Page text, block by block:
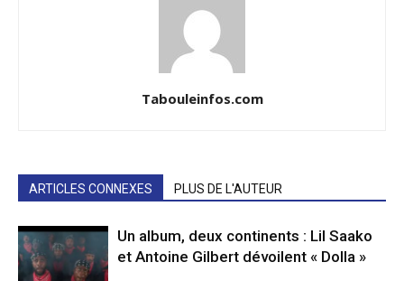
Tabouleinfos.com
ARTICLES CONNEXES PLUS DE L'AUTEUR
Un album, deux continents : Lil Saako
et Antoine Gilbert dévoilent « Dolla »